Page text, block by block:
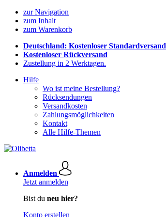
zur Navigation
zum Inhalt
zum Warenkorb
Deutschland: Kostenloser Standardversand
Kostenloser Rückversand
Zustellung in 2 Werktagen.
Hilfe
Wo ist meine Bestellung?
Rücksendungen
Versandkosten
Zahlungsmöglichkeiten
Kontakt
Alle Hilfe-Themen
Anmelden
Jetzt anmelden
Bist du neu hier?
Konto erstellen